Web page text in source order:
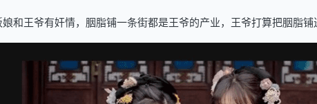
王爷有奸情，胭脂铺一条街都是王爷的产业，王爷打算把胭脂铺